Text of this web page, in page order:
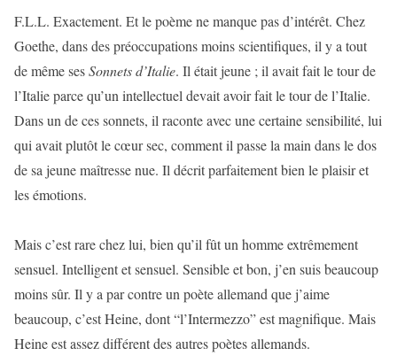
F.L.L. Exactement. Et le poème ne manque pas d’intérêt. Chez
Goethe, dans des préoccupations moins scientifiques, il y a tout
de même sesSonnets d’Italie. Il était jeune ; il avait fait le tour de
l’Italie parce qu’un intellectuel devait avoir fait le tour de l’Italie.
Dans un de ces sonnets, il raconte avec une certaine sensibilité, lui
qui avait plutôt le cœur sec, comment il passe la main dans le dos
de sa jeune maîtresse nue. Il décrit parfaitement bien le plaisir et
les émotions.
Mais c’est rare chez lui, bien qu’il fût un homme extrêmement
sensuel. Intelligent et sensuel. Sensible et bon, j’en suis beaucoup
moins sûr. Il y a par contre un poète allemand que j’aime
beaucoup, c’est Heine, dont “l’Intermezzo” est magnifique. Mais
Heine est assez différent des autres poètes allemands.